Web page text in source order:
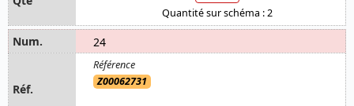
Quantité sur schéma : 2
24
Z00062731